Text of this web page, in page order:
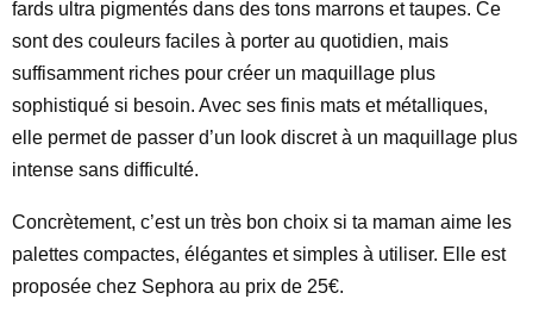
fards ultra pigmentés dans des tons marrons et taupes. Ce
sont des couleurs faciles à porter au quotidien, mais
suffisamment riches pour créer un maquillage plus
sophistiqué si besoin. Avec ses finis mats et métalliques,
elle permet de passer d’un look discret à un maquillage plus
intense sans difficulté.
Concrètement, c’est un très bon choix si ta maman aime les
palettes compactes, élégantes et simples à utiliser. Elle est
proposée chez Sephora au prix de 25€.